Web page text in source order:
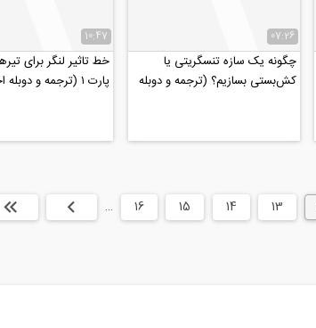
07:26
چگونه یک سازه تنسگریتی یا
کش‌بستی بسازیم؟ (ترجمه و دوبله
10:47
خط تاثیر لنگر برای
پارت ۱ (ترجمه و
13
14
15
16
… بعدی انتها »